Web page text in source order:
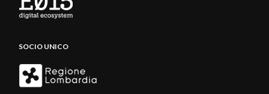
SOCIO UNICO